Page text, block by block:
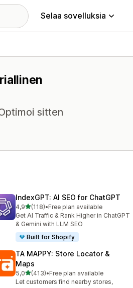
Selaa sovelluksia
sitten
IndexGPT: AI SEO for ChatGPT
4,9/ 5 tähteä
(118)
118 arvostelua yhteensä
•Free plan available
Get AI Traffic & Rank Higher in ChatGPT
& Gemini with LLM SEO
Built for Shopify
TA MAPPY: Store Locator &
Maps
5,0/ 5 tähteä
(413)
413 arvostelua yhteensä
•Free plan available
Let customers find nearby stores,